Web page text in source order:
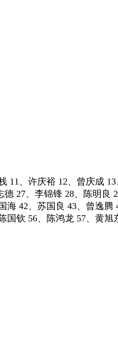
11、许庆裕 12、曾庆成
27、李锦锋 28、陈明良
42、苏国良 43、曾逸
钦 56、陈鸿龙 57、黄旭